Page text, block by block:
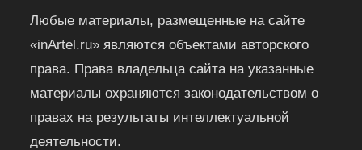
Любые материалы, размещенные на сайте
«inArtel.ru» являются объектами авторского
права. Права владельца сайта на указанные
материалы охраняются законодательством о
правах на результаты интеллектуальной
деятельности.